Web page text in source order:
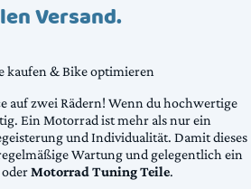
Versand.
kaufen & Bike optimieren
auf zwei Rädern! Wenn du hochwertige
Ein Motorrad ist mehr als nur ein
und Individualität. Damit dieses
Wartung und gelegentlich ein
Motorrad Tuning Teile.